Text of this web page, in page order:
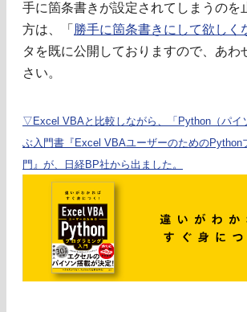
手に箇条書きが設定されてしまうのを
方は、「 勝手に箇条書きにして欲しく
タを既に公開しておりますので、あわ
さい。
▽Excel VBAと比較しながら、「Python（パイ
ぶ入門書『Excel VBAユーザーのためのPython
門』が、日経BP社から出ました。